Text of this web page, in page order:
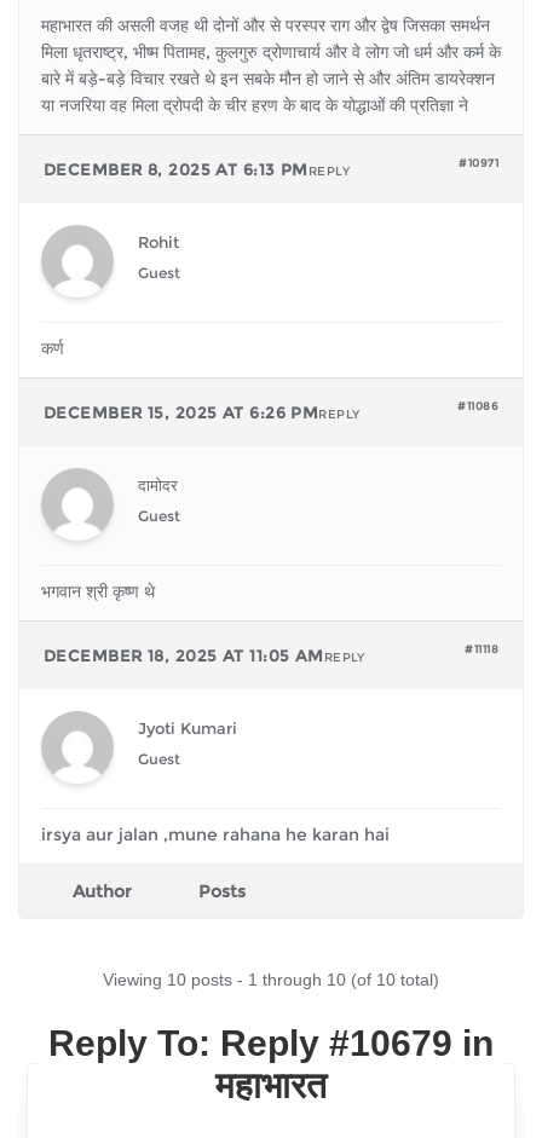
महाभारत की असली वजह थी दोनों और से परस्पर राग और द्वेष जिसका समर्थन
मिला धृतराष्ट्र, भीष्म पितामह, कुलगुरु द्रोणाचार्य और वे लोग जो धर्म और कर्म के
बारे में बड़े-बड़े विचार रखते थे इन सबके मौन हो जाने से और अंतिम डायरेक्शन
या नजरिया वह मिला द्रोपदी के चीर हरण के बाद के योद्धाओं की प्रतिज्ञा ने
DECEMBER 8, 2025 AT 6:13 PM #10971
REPLY
Rohit
Guest
कर्ण
DECEMBER 15, 2025 AT 6:26 PM #11086
REPLY
दामोदर
Guest
भगवान श्री कृष्ण थे
DECEMBER 18, 2025 AT 11:05 AM #11118
REPLY
Jyoti Kumari
Guest
irsya aur jalan ,mune rahana he karan hai
Author Posts
Viewing 10 posts - 1 through 10 (of 10 total)
Reply To: Reply #10679 in
महाभारत